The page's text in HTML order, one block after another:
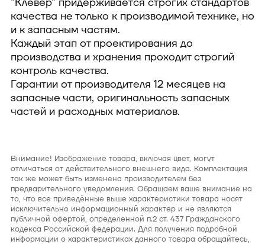
качества не только к производимой технике, но
и к запасным частям.
Каждый этап от проектирования до
производства и хранения проходит строгий
контроль качества.
Гарантии от производителя 12 месяцев на
запасные части, оригинальность запасных
частей и расходных материалов.
Внимание! Изображение товара, включая цвет, могут
отличаться от действительного внешнего вида. Комплектация
так же может быть изменена производителем без
предварительного уведомления. Обращаем ваше внимание на
то, что все приведённые выше характеристики товара носят
исключительно информационный характер и не являются
публичной офертой, определенной п.2 ст. 437 Гражданского
кодекса Российской федерации. Для получения подробной
информации о характеристиках данного товара обращайтесь,